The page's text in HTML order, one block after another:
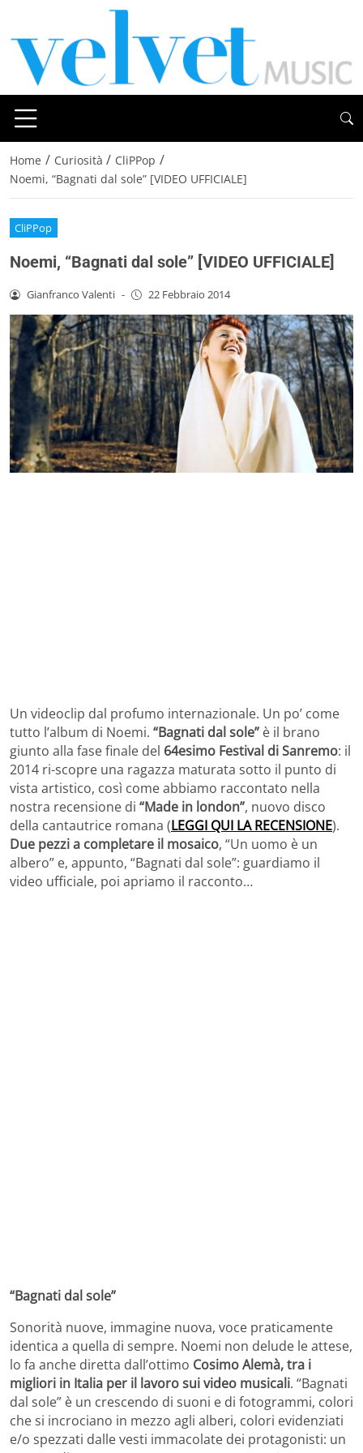
Home / Curiosità / CliPPop /
Noemi, “Bagnati dal sole” [VIDEO UFFICIALE]
CliPPop
Noemi, “Bagnati dal sole” [VIDEO UFFICIALE]
Gianfranco Valenti - 22 Febbraio 2014
Un videoclip dal profumo internazionale. Un po’ come
tutto l’album di Noemi. “Bagnati dal sole” è il brano
giunto alla fase finale del 64esimo Festival di Sanremo: il
2014 ri-scopre una ragazza maturata sotto il punto di
vista artistico, così come abbiamo raccontato nella
nostra recensione di “Made in london”, nuovo disco
della cantautrice romana (LEGGI QUI LA RECENSIONE).
Due pezzi a completare il mosaico, “Un uomo è un
albero” e, appunto, “Bagnati dal sole”: guardiamo il
video ufficiale, poi apriamo il racconto…
“Bagnati dal sole”
Sonorità nuove, immagine nuova, voce praticamente
identica a quella di sempre. Noemi non delude le attese,
lo fa anche diretta dall’ottimo Cosimo Alemà, tra i
migliori in Italia per il lavoro sui video musicali. “Bagnati
dal sole” è un crescendo di suoni e di fotogrammi, colori
che si incrociano in mezzo agli alberi, colori evidenziati
e/o spezzati dalle vesti immacolate dei protagonisti: un